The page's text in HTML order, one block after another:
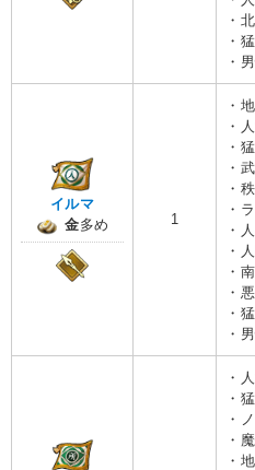
・
・
・
イルマ
金多め 1
・
・
・
・
・
・
・
・
・
・
・
・
・
・
・
・
・